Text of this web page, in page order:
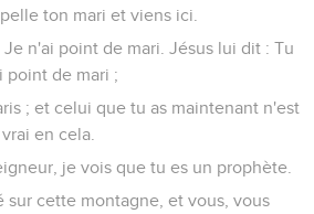
ton mari et viens ici.
n'ai point de mari. Jésus lui dit : Tu
point de mari ;
; et celui que tu as maintenant n'est
en cela.
je vois que tu es un prophète.
sur cette montagne, et vous, vous